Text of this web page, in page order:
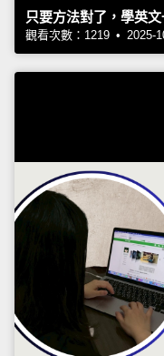
只要方法對了，學英
觀看次數：1219 • 2025-